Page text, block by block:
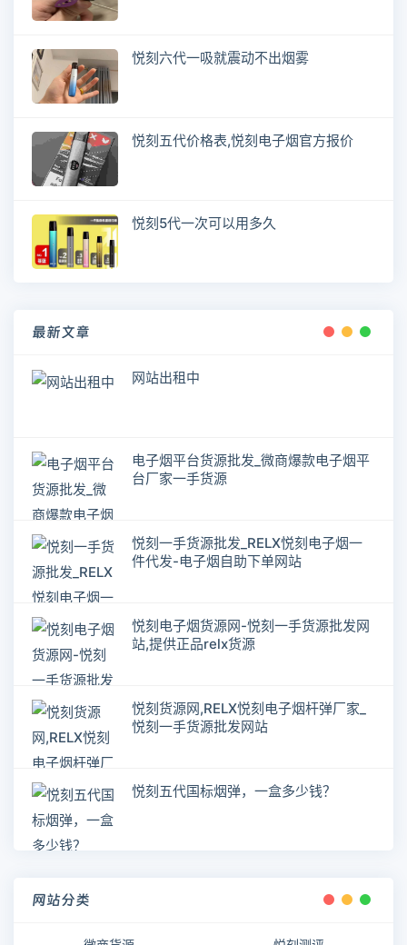
悦刻六代一吸就震动不出烟雾
悦刻五代价格表,悦刻电子烟官方报价
悦刻5代一次可以用多久
最新文章
网站出租中
电子烟平台货源批发_微商爆款电子烟平
台厂家一手货源
悦刻一手货源批发_RELX悦刻电子烟一
件代发-电子烟自助下单网站
悦刻电子烟货源网-悦刻一手货源批发网
站,提供正品relx货源
悦刻货源网,RELX悦刻电子烟杆弹厂家_
悦刻一手货源批发网站
悦刻五代国标烟弹，一盒多少钱？
网站分类